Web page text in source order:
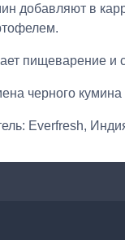
добавляют в
пищеварение и
черного
Everfresh,